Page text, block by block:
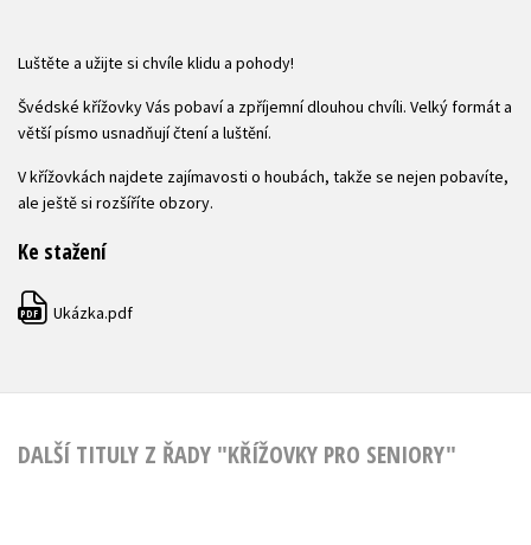
Luštěte a užijte si chvíle klidu a pohody!
Švédské křížovky Vás pobaví a zpříjemní dlouhou chvíli. Velký formát a
větší písmo usnadňují čtení a luštění.
V křížovkách najdete zajímavosti o houbách, takže se nejen pobavíte,
ale ještě si rozšíříte obzory.
Ke stažení
PDF Ukázka.pdf
DALŠÍ TITULY Z ŘADY "KŘÍŽOVKY PRO SENIORY"